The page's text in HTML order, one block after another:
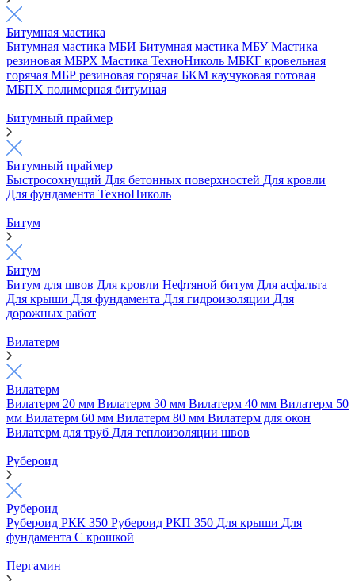
Битумная мастика
Битумная мастика МБИ Битумная мастика МБУМастика
резиновая МБРХ Мастика ТехноНиколь МБКГ кровельная
горячая МБР резиновая горячая БКМ каучуковая готовая
МБПХ полимерная битумная
Битумный праймер
Битумный праймер
Быстросохнущий Для бетонных поверхностей Для кровли
Для фундамента ТехноНиколь
Битум
Битум
Битум для швов Для кровли Нефтяной битум Для асфальта
Для крыши Для фундамента Для гидроизоляции Для
дорожных работ
Вилатерм
Вилатерм
Вилатерм 20 мм Вилатерм 30 мм Вилатерм 40 мм Вилатерм 50
мм Вилатерм 60 мм Вилатерм 80 мм Вилатерм для окон
Вилатерм для труб Для теплоизоляции швов
Рубероид
Рубероид
Рубероид РКК 350 Рубероид РКП 350 Для крыши Для
фундамента С крошкой
Пергамин